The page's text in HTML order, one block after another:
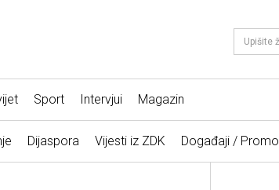
Sport Intervjui Magazin
Dijaspora Vijesti iz ZDK Događaji / Promo